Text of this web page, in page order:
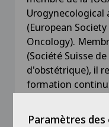
Urogynecological
(European
Oncology).
(Société Suisse
d'obstétrique), il
formation
Paramètres des